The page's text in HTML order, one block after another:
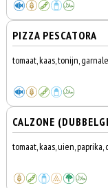
PIZZA PESCATORA
tomaat, kaas, tonijn,
CALZONE
tomaat, kaas, uien, paprika,